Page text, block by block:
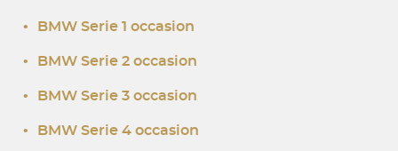
• BMW Serie 1 occasion
• BMW Serie 2 occasion
• BMW Serie 3 occasion
• BMW Serie 4 occasion